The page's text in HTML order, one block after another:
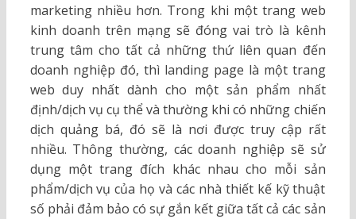
marketing nhiều hơn. Trong khi một trang web
kinh doanh trên mạng sẽ đóng vai trò là kênh
trung tâm cho tất cả những thứ liên quan đến
doanh nghiệp đó, thì landing page là một trang
web duy nhất dành cho một sản phẩm nhất
định/dịch vụ cụ thể và thường khi có những chiến
dịch quảng bá, đó sẽ là nơi được truy cập rất
nhiều. Thông thường, các doanh nghiệp sẽ sử
dụng một trang đích khác nhau cho mỗi sản
phẩm/dịch vụ của họ và các nhà thiết kế kỹ thuật
số phải đảm bảo có sự gắn kết giữa tất cả các sản